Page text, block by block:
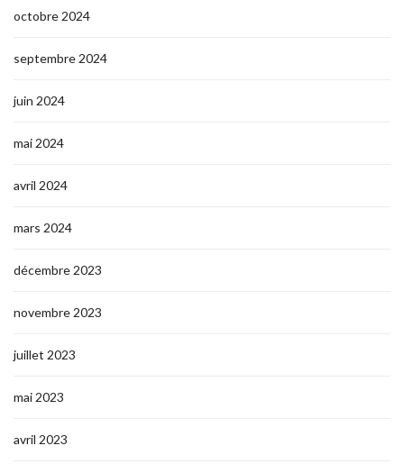
octobre 2024
septembre 2024
juin 2024
mai 2024
avril 2024
mars 2024
décembre 2023
novembre 2023
juillet 2023
mai 2023
avril 2023